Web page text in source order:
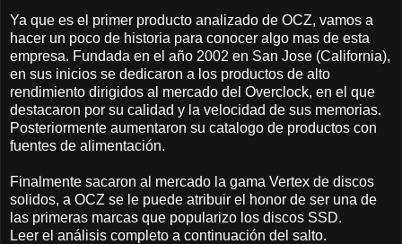
Ya que es el primer producto analizado de OCZ, vamos a
hacer un poco de historia para conocer algo mas de esta
empresa. Fundada en el año 2002 en San Jose (California),
en sus inicios se dedicaron a los productos de alto
rendimiento dirigidos al mercado del Overclock, en el que
destacaron por su calidad y la velocidad de sus memorias.
Posteriormente aumentaron su catalogo de productos con
fuentes de alimentación.
Finalmente sacaron al mercado la gama Vertex de discos
solidos, a OCZ se le puede atribuir el honor de ser una de
las primeras marcas que popularizo los discos SSD.
Leer el análisis completo a continuación del salto.